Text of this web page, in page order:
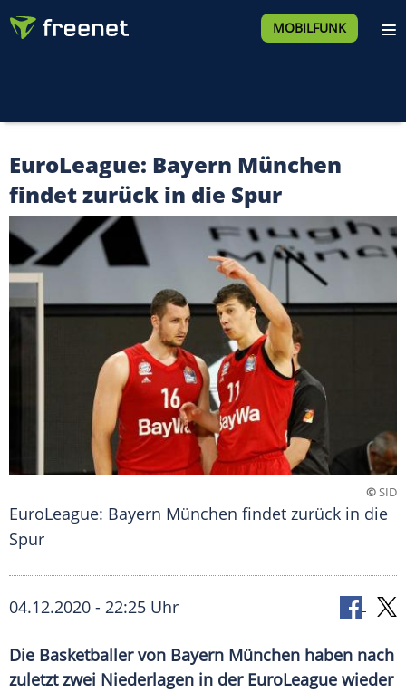
MOBILFUNK
EuroLeague: Bayern München
findet zurück in die Spur
©SID
EuroLeague: Bayern München findet zurück in die
Spur
04.12.2020 - 22:25 Uhr
Die Basketballer von Bayern München haben nach
zuletzt zwei Niederlagen in der EuroLeague wieder